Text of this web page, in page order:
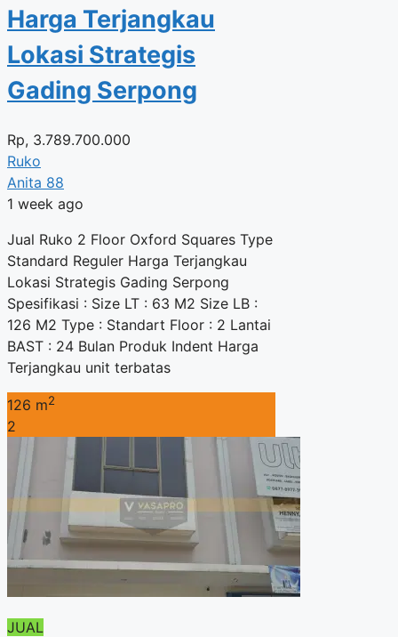
Harga Terjangkau
Lokasi Strategis
Gading Serpong
Rp, 3.789.700.000
Ruko
Anita 88
1 week ago
Jual Ruko 2 Floor Oxford Squares Type
Standard Reguler Harga Terjangkau
Lokasi Strategis Gading Serpong
Spesifikasi : Size LT : 63 M2 Size LB :
126 M2 Type : Standart Floor : 2 Lantai
BAST : 24 Bulan Produk Indent Harga
Terjangkau unit terbatas
126 m2
2
JUAL